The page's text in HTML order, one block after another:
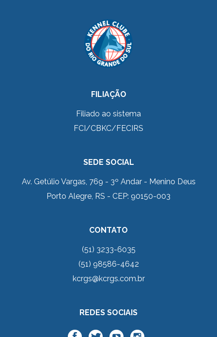
FILIAÇÃO
Filiado ao sistema
FCI/CBKC/FECIRS
SEDE SOCIAL
Av. Getúlio Vargas, 769 - 3º Andar - Menino Deus
Porto Alegre, RS - CEP: 90150-003
CONTATO
(51) 3233-6035
(51) 98586-4642
kcrgs@kcrgs.com.br
REDES SOCIAIS